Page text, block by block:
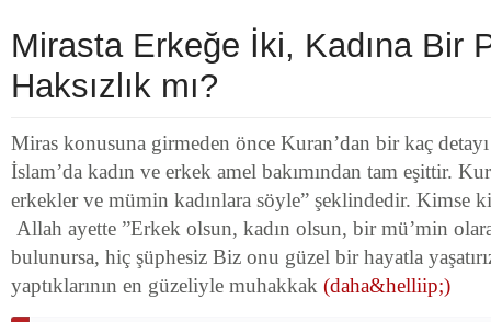
Mirasta Erkeğe İki, Kadına Bir
Haksızlık mı?
Miras konusuna girmeden önce Kuran’dan bir kaç
İslam’da kadın ve erkek amel bakımından tam eşittir.
erkekler ve mümin kadınlara söyle” şeklindedir. Kimse
Allah ayette ”Erkek olsun, kadın olsun, bir mü’min
bulunursa, hiç şüphesiz Biz onu güzel bir hayatla
yaptıklarının en güzeliyle muhakkak (daha&helliip;)